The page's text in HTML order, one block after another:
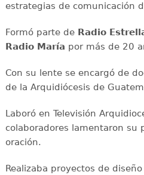
estrategias de comunicación
Formó parte de Radio
Radio María por más de 20
Con su lente se encargó de
de la Arquidiócesis de
Laboró en Televisión
colaboradores lamentaron su
oración.
Realizaba proyectos de